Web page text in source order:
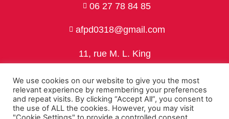
06 27 78 84 85
afpd0318@gmail.com
11, rue M. L. King
Politique de confidentialité
We use cookies on our website to give you the most
relevant experience by remembering your preferences
and repeat visits. By clicking “Accept All”, you consent to
the use of ALL the cookies. However, you may visit